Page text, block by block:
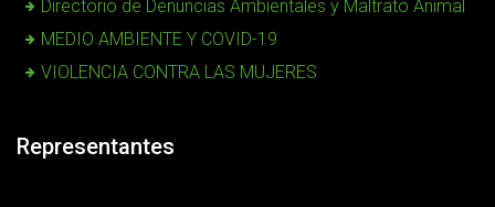
Directorio de Denuncias Ambientales y Maltrato Animal
MEDIO AMBIENTE Y COVID-19
VIOLENCIA CONTRA LAS MUJERES
Representantes